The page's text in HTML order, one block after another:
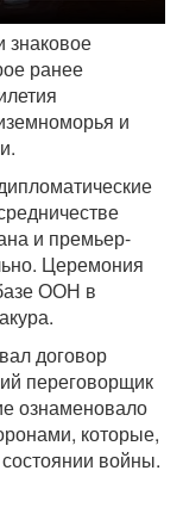
ранее
и
и премьер-
Церемония
ООН в
договор
переговорщик
ознаменовало
которые,
войны.